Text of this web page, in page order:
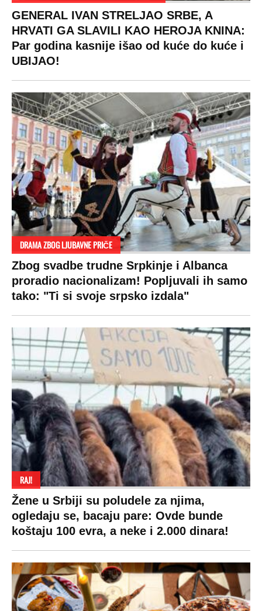
RAJ!
Žene u Srbiji su poludele za njima,
ogledaju se, bacaju pare: Ovde bunde
koštaju 100 evra, a neke i 2.000 dinara!
SPREMITE SE
Za posnu slavsku trpezu ove godine treba
izdvojiti ozbiljnu sumu novca: Nečija cela
plata ode na svega 20 gostiju
VESTI
Politika
Društvo
Hronika
Ekonomija
Beograd
Zasadi drvo
Kosovo
Sudbine
SHOWBIZ
Rijaliti
Zvezde
Holivud
Kviz
SPORT
Fudbal
Košarka
Tenis
Ostali sportovi
Navijači
Showtime
VIRALNO
Bizar
Svaštara
Tiktok
LIFESTYLE
Život
Zdravlje
Hi-Tech
Kultura
SVET
Planeta
Globalno zagrevanje
Hrvatska
BiH
Crna Gora
Makedonija
Auto
MONDO INC.
Impressum
Kontakt
Politika o kolačićima
Uslovi korišćenja
Politika privatnosti
Privacy policy
Terms of service